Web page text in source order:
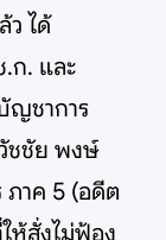
ได้
ก. และ
ญชาการ
ชชัย พงษ์
ภาค 5 (อดีต
ห้สั่งไม่ฟ้อง